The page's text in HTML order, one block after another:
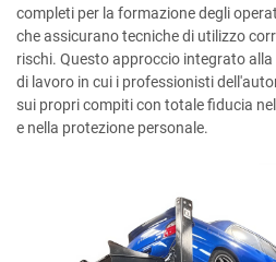
completi per la formazione degli
che assicurano tecniche di utilizzo
rischi. Questo approccio integrato
di lavoro in cui i professionisti
sui propri compiti con totale fiducia
e nella protezione personale.